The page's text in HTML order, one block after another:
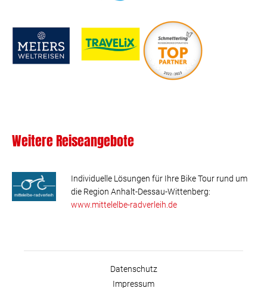
Weitere Reiseangebote
Individuelle Lösungen für Ihre Bike Tour rund um
die Region Anhalt-Dessau-Wittenberg:
www.mittelelbe-radverleih.de
Datenschutz
Impressum